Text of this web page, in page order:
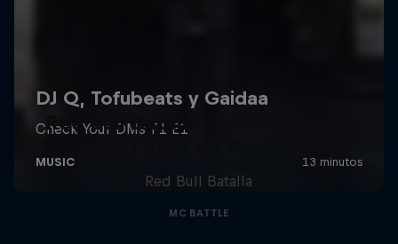
Red Bull Batalla Nueva Historia:
Red Bull Batalla
MC BATTLE